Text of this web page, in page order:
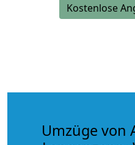
Kostenlose
Umzüge von